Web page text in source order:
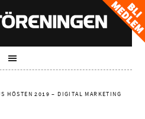
HÖSTEN 2019 – DIGITAL MARKETING